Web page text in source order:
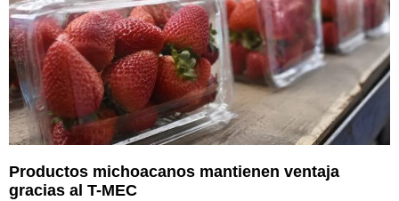
Productos michoacanos mantienen ventaja
gracias al T-MEC